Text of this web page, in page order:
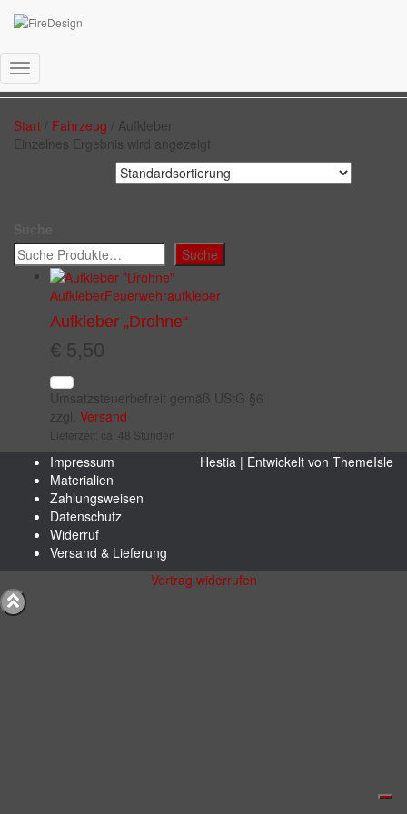
Navigation
umschalten
Start Fahrzeug / Aufkleber
Einzelnes Ergebnis wird angezeigt
Suche
AufkleberFeuerwehraufkleber
Aufkleber „Drohne“
€ 5,50
Umsatzsteuerbefreit gemäß UStG §6
zzgl. Versand
Lieferzeit: ca. 48 Stunden
Impressum
Materialien
Zahlungsweisen
Datenschutz
Widerruf
Versand & Lieferung
Hestia | Entwickelt von ThemeIsle
Vertrag widerrufen